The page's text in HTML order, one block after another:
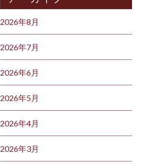
2026年8月
2026年7月
2026年6月
2026年5月
2026年4月
2026年3月